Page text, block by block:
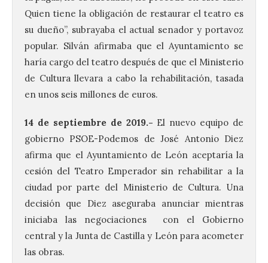
Quien tiene la obligación de restaurar el teatro es
su dueño”, subrayaba el actual senador y portavoz
popular. Silván afirmaba que el Ayuntamiento se
haría cargo del teatro después de que el Ministerio
de Cultura llevara a cabo la rehabilitación, tasada
en unos seis millones de euros.
14 de septiembre de 2019.- El nuevo equipo de
gobierno PSOE-Podemos de José Antonio Diez
afirma que el Ayuntamiento de León aceptaría la
cesión del Teatro Emperador sin rehabilitar a la
ciudad por parte del Ministerio de Cultura. Una
decisión que Diez aseguraba anunciar mientras
iniciaba las negociaciones con el Gobierno
central y la Junta de Castilla y León para acometer
las obras.